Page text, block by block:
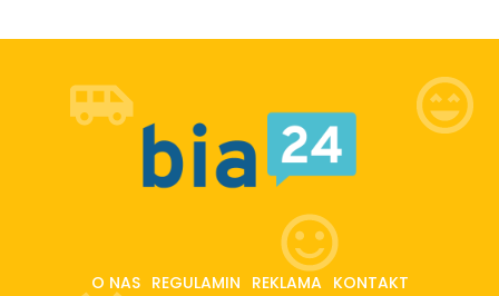
O NAS REGULAMIN REKLAMA KONTAKT